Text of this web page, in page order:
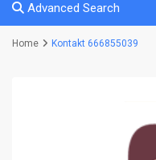
Advanced Search
Home Kontakt 666855039